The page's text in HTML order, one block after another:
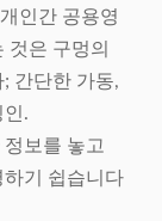
인간 공용영
것은 구멍의
간단한 가동,
인.
보를 놓고
하기 쉽습니다